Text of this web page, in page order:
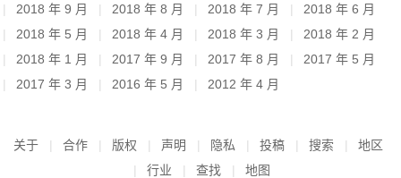
2018 年 9 月
2018 年 8 月 2018 年 7 月
2018 年 6 月
2018 年 5 月
2018 年 4 月 2018 年 3 月
2018 年 2 月
2018 年 1 月
2017 年 9 月 2017 年 8 月
2017 年 5 月
2017 年 3 月
2016 年 5 月 2012 年 4 月
关于 合作 版权 声明 隐私 投稿 搜索
地区
行业
查找 地图